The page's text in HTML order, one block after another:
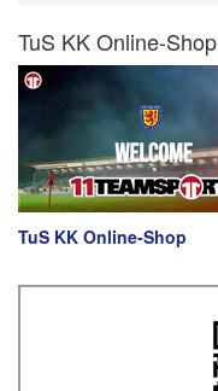
TuS KK Online-Shop
TuS KK Online-Shop